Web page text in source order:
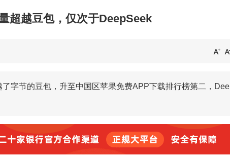
超越豆包，仅次于DeepSeek
字节的豆包，升至中国区苹果免费APP下载排行榜第二，Dee